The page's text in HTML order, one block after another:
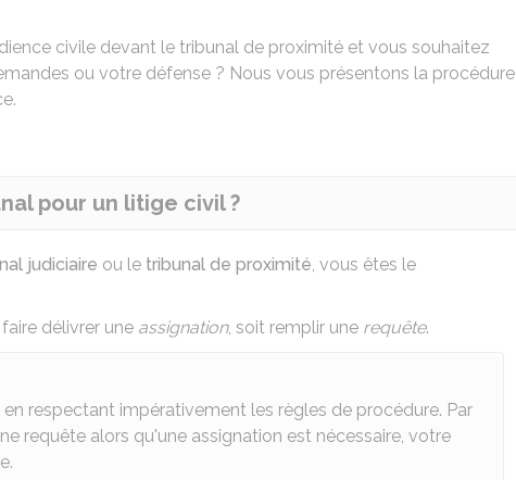
civile devant le tribunal de proximité et vous souhaitez
ou votre défense ? Nous vous présentons la procédure
pour un litige civil ?
judiciaire ou le tribunal de proximité, vous êtes le
délivrer une assignation, soit remplir une requête.
respectant impérativement les règles de procédure. Par
requête alors qu'une assignation est nécessaire, votre